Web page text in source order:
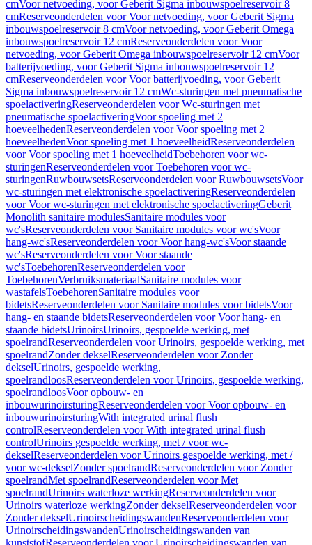
cmVoor netvoeding, voor Geberit Sigma inbouwspoelreservoir 8
cmReserveonderdelen voor Voor netvoeding, voor Geberit Sigma
inbouwspoelreservoir 8 cmVoor netvoeding, voor Geberit Omega
inbouwspoelreservoir 12 cmReserveonderdelen voor Voor
netvoeding, voor Geberit Omega inbouwspoelreservoir 12 cmVoor
batterijvoeding, voor Geberit Sigma inbouwspoelreservoir 12
cmReserveonderdelen voor Voor batterijvoeding, voor Geberit
Sigma inbouwspoelreservoir 12 cmWc-sturingen met pneumatische
spoelactiveringReserveonderdelen voor Wc-sturingen met
pneumatische spoelactiveringVoor spoeling met 2
hoeveelhedenReserveonderdelen voor Voor spoeling met 2
hoeveelhedenVoor spoeling met 1 hoeveelheidReserveonderdelen
voor Voor spoeling met 1 hoeveelheidToebehoren voor wc-
sturingenReserveonderdelen voor Toebehoren voor wc-
sturingenRuwbouwsetsReserveonderdelen voor RuwbouwsetsVoor
wc-sturingen met elektronische spoelactiveringReserveonderdelen
voor Voor wc-sturingen met elektronische spoelactiveringGeberit
Monolith sanitaire modulesSanitaire modules voor
wc'sReserveonderdelen voor Sanitaire modules voor wc'sVoor
hang-wc'sReserveonderdelen voor Voor hang-wc'sVoor staande
wc'sReserveonderdelen voor Voor staande
wc'sToebehorenReserveonderdelen voor
ToebehorenVerbruiksmateriaalSanitaire modules voor
wastafelsToebehorenSanitaire modules voor
bidetsReserveonderdelen voor Sanitaire modules voor bidetsVoor
hang- en staande bidetsReserveonderdelen voor Voor hang- en
staande bidetsUrinoirsUrinoirs, gespoelde werking, met
spoelrandReserveonderdelen voor Urinoirs, gespoelde werking, met
spoelrandZonder dekselReserveonderdelen voor Zonder
dekselUrinoirs, gespoelde werking,
spoelrandloosReserveonderdelen voor Urinoirs, gespoelde werking,
spoelrandloosVoor opbouw- en
inbouwurinoirsturingReserveonderdelen voor Voor opbouw- en
inbouwurinoirsturingWith integrated urinal flush
controlReserveonderdelen voor With integrated urinal flush
controlUrinoirs gespoelde werking, met / voor wc-
dekselReserveonderdelen voor Urinoirs gespoelde werking, met /
voor wc-dekselZonder spoelrandReserveonderdelen voor Zonder
spoelrandMet spoelrandReserveonderdelen voor Met
spoelrandUrinoirs waterloze werkingReserveonderdelen voor
Urinoirs waterloze werkingZonder dekselReserveonderdelen voor
Zonder dekselUrinoirscheidingswandenReserveonderdelen voor
UrinoirscheidingswandenUrinoirscheidingswanden van
kunststofReserveonderdelen voor Urinoirscheidingswanden van